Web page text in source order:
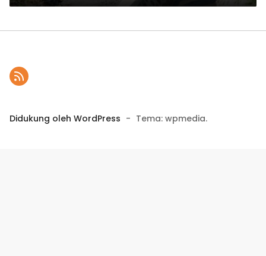
Didukung oleh WordPress - Tema: wpmedia.